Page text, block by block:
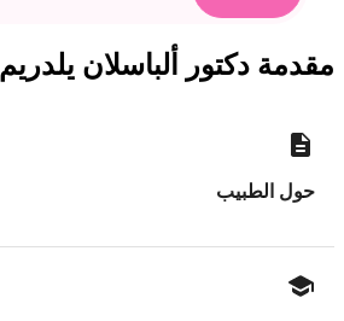
مقدمة دكتور ألباسلان يلدريم
حول الطبيب